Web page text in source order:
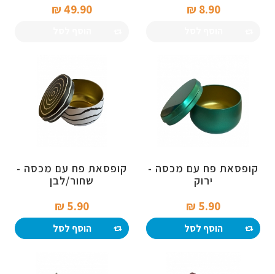
8.90 ₪‎
49.90 ₪‎
קופסאת פח עם מכסה -
ירוק
5.90 ₪‎
הוסף לסל
קופסאת פח עם מכסה -
שחור/לבן
5.90 ₪‎
הוסף לסל